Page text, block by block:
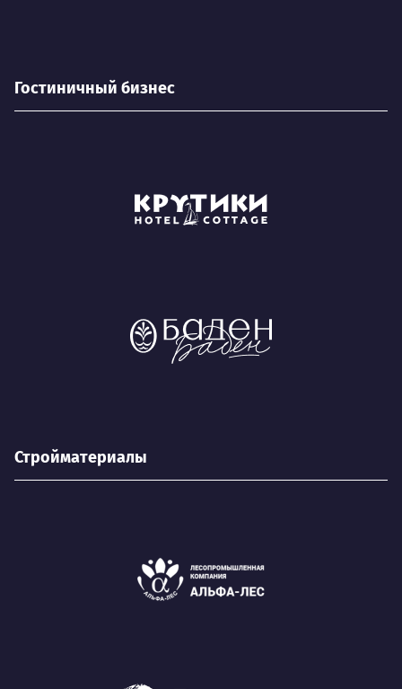
Гостиничный бизнес
Стройматериалы